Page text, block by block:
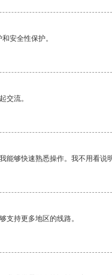
安全性保护。
交流。
够快速熟悉操作。我不用看说
支持更多地区的线路。